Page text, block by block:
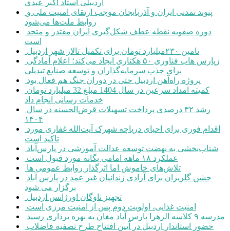
اردبیلی استاد اکبر عبدی
روابط ملت‌ها می‌شود
است
تامین ۲۳۰میلیارد تومان برای تکمیل تالار شهر اردبیل
برای جذب سرمایه‌گذاران و توسعه صنایع تبدیلی
پروژه راه‌آهن اردبیل حتی در دوران جنگ هم فعال بود
خدمات رسانی انجام داد
۱۴۰۴
تاکید است
شتاب‌بخشی به نهضت توسعه عدالت آموزشی در پارس‌آباد
عملکرد ۱۸ ماهه امامی یگانه مورد قبول است
تلاش‌های خاموش اما اثرگذار روابط عمومی ها
برگزار می شود
تجهیز ناوگان اورژانس اردبیل
امنیت غذایی، اولویت دوم پس از امنیت مرزی است
مدرسه ۹ کلاسه الزهرا پارس آباد مغان به بهره برداری رسید